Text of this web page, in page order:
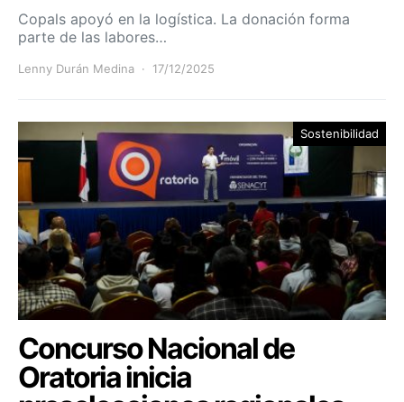
Copals apoyó en la logística. La donación forma
parte de las labores…
Lenny Durán Medina 17/12/2025
Sostenibilidad
Concurso Nacional de
Oratoria inicia